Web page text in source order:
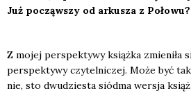
Już począw­szy od arku­sza z Poło­wu?
Z mojej per­spek­ty­wy książ­ka zmie­ni­ła
per­spek­ty­wy czy­tel­ni­czej. Może być
nie, sto dwu­dzie­sta siód­ma wer­sja